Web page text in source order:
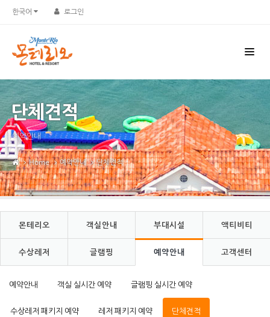
한국어 로그인
단체견적
예약안내
Home 예약안내 단체견적
몬테리오 객실안내 부대시설 액티비티
수상레저 글램핑 예약안내 고객센터
예약안내 객실 실시간 예약 글램핑 실시간 예약
수상레저 패키지 예약 레저 패키지 예약 단체견적
Sketchbook5, 스케치북5